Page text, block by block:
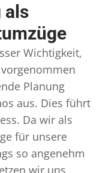
als
Wichtigkeit,
Planung
aus. Dies führt
Da wir als
für unsere
so angenehm
wir uns